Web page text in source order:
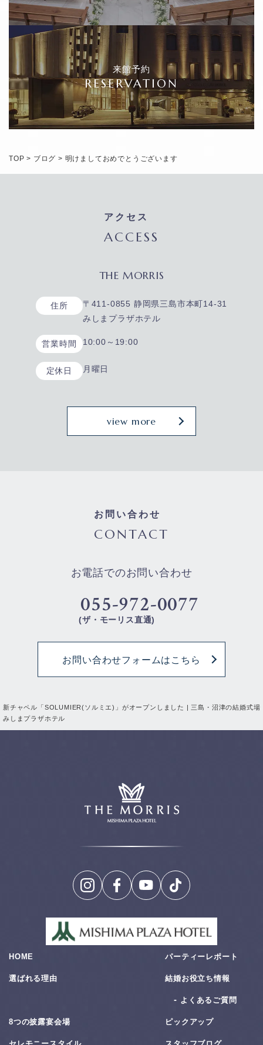
新チャペル「SOLUMIER(ソルミエ)」がオープンしました | 三島・沼津の結婚式場
みしまプラザホテル
来館予約
RESERVATION
TOP > ブログ > 明けましておめでとうございます
アクセス
ACCESS
THE MORRIS
住所
〒411-0855 静岡県三島市本町14-31
みしまプラザホテル
営業時間 10:00～19:00
定休日 月曜日
view more
お問い合わせ
CONTACT
お電話でのお問い合わせ
055-972-0077
(ザ・モーリス直通)
お問い合わせフォームはこちら
HOME
選ばれる理由
8つの披露宴会場
パーティーレポート
結婚お役⽴ち情報
よくあるご質問
ピックアップ